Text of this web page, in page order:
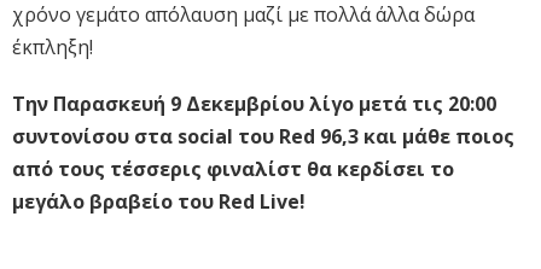
χρόνο γεμάτο απόλαυση μαζί με πολλά άλλα δώρα
έκπληξη!
Την Παρασκευή 9 Δεκεμβρίου λίγο μετά τις 20:00
συντονίσου στα social του Red 96,3 και μάθε ποιος
από τους τέσσερις φιναλίστ θα κερδίσει το
μεγάλο βραβείο του Red Live!